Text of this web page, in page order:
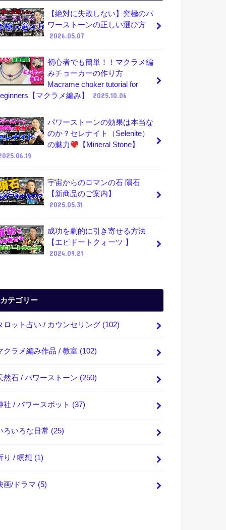
【絶対に失敗しない】究極のパ
ワーストーンの正しい選び方
2026.05.07
初心者でも簡単！！マクラメ編
みチョーカーの作り方
Macrame choker tutorial for
【マクラメ編み】
2025.10.06
パワーストーンの効果は本当な
のか？セレナイト（Selenite）
の魅力
【Mineral Stone】
宇宙からのロマンの石 隕石
【新商品のご案内】
2025.05.31
成功を劇的に引き寄せる方法
【エピドートクォーツ 】
2024.09.21
カテゴリー
ロット占い / カウンセリング (102)
クラメ編み作品 / 教室 (102)
然石 / パワーストーン (250)
社 / パワースポット (37)
ろいろな日常 (25)
り / 瞑想 (1)
画/ドラマ (5)